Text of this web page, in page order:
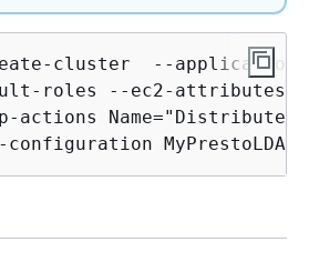
cluster  --
roles --ec2-attributes
actions Name="Distribute